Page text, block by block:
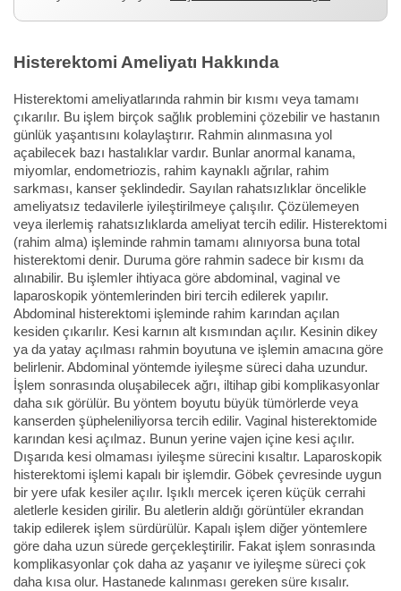
Histerektomi Ameliyatı Hakkında
Histerektomi ameliyatlarında rahmin bir kısmı veya tamamı
çıkarılır. Bu işlem birçok sağlık problemini çözebilir ve hastanın
günlük yaşantısını kolaylaştırır. Rahmin alınmasına yol
açabilecek bazı hastalıklar vardır. Bunlar anormal kanama,
miyomlar, endometriozis, rahim kaynaklı ağrılar, rahim
sarkması, kanser şeklindedir. Sayılan rahatsızlıklar öncelikle
ameliyatsız tedavilerle iyileştirilmeye çalışılır. Çözülemeyen
veya ilerlemiş rahatsızlıklarda ameliyat tercih edilir. Histerektomi
(rahim alma) işleminde rahmin tamamı alınıyorsa buna total
histerektomi denir. Duruma göre rahmin sadece bir kısmı da
alınabilir. Bu işlemler ihtiyaca göre abdominal, vaginal ve
laparoskopik yöntemlerinden biri tercih edilerek yapılır.
Abdominal histerektomi işleminde rahim karından açılan
kesiden çıkarılır. Kesi karnın alt kısmından açılır. Kesinin dikey
ya da yatay açılması rahmin boyutuna ve işlemin amacına göre
belirlenir. Abdominal yöntemde iyileşme süreci daha uzundur.
İşlem sonrasında oluşabilecek ağrı, iltihap gibi komplikasyonlar
daha sık görülür. Bu yöntem boyutu büyük tümörlerde veya
kanserden şüpheleniliyorsa tercih edilir. Vaginal histerektomide
karından kesi açılmaz. Bunun yerine vajen içine kesi açılır.
Dışarıda kesi olmaması iyileşme sürecini kısaltır. Laparoskopik
histerektomi işlemi kapalı bir işlemdir. Göbek çevresinde uygun
bir yere ufak kesiler açılır. Işıklı mercek içeren küçük cerrahi
aletlerle kesiden girilir. Bu aletlerin aldığı görüntüler ekrandan
takip edilerek işlem sürdürülür. Kapalı işlem diğer yöntemlere
göre daha uzun sürede gerçekleştirilir. Fakat işlem sonrasında
komplikasyonlar çok daha az yaşanır ve iyileşme süreci çok
daha kısa olur. Hastanede kalınması gereken süre kısalır.